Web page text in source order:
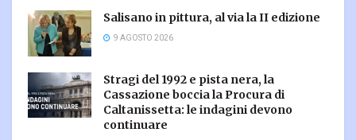
Salisano in pittura, al via la II edizione
9 AGOSTO 2026
Stragi del 1992 e pista nera, la
Cassazione boccia la Procura di
Caltanissetta: le indagini devono
continuare